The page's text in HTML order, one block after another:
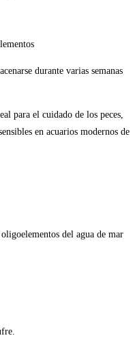
durante varias semanas
para el cuidado de los peces,
en acuarios modernos de
del agua de mar